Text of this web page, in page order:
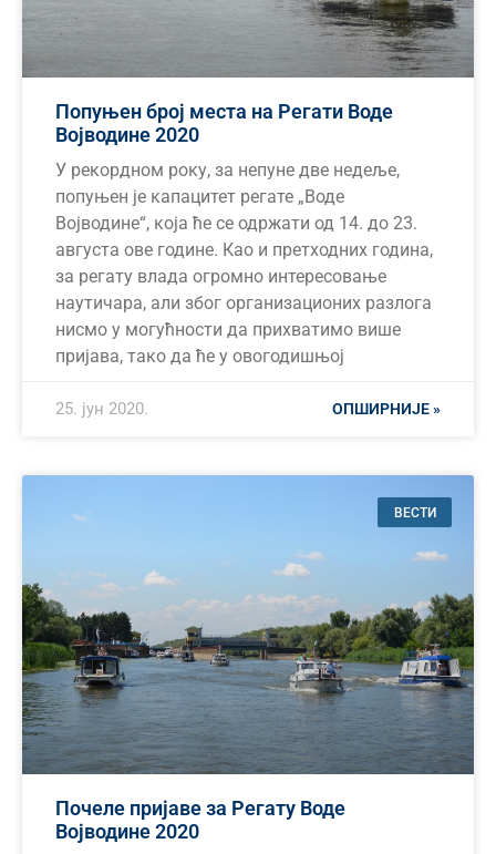
Попуњен број места на Регати Воде
Војводине 2020
У рекордном року, за непуне две недеље,
попуњен је капацитет регате „Воде
Војводине“, која ће се одржати од 14. до 23.
августа ове године. Као и претходних година,
за регату влада огромно интересовање
наутичара, али због организационих разлога
нисмо у могућности да прихватимо више
пријава, тако да ће у овогодишњој
ОПШИРНИЈЕ »
25. јун 2020.
ВЕСТИ
Почеле пријаве за Регату Воде
Војводине 2020